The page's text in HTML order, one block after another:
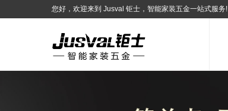
您好，欢迎来到 Jusval 钜士，智能家装五金一站式服务!